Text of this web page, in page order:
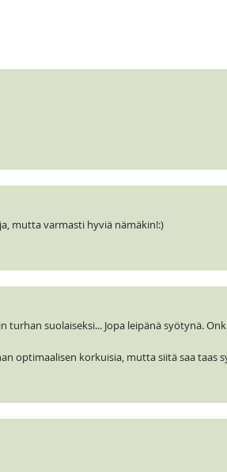
mutta varmasti hyviä nämäkin!:)
suolaiseksi... Jopa leipänä syötynä.
optimaalisen korkuisia, mutta siitä saa taas